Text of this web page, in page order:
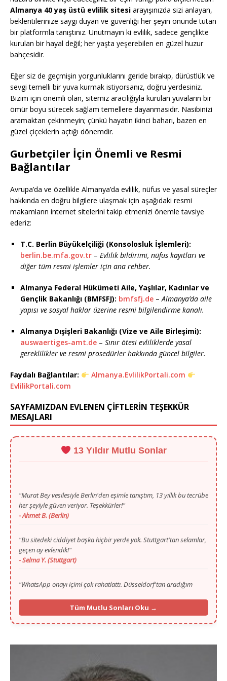
Almanya 40 yaş üstü evlilik sitesi arayışınızda sizi anlayan,
beklentilerinize saygı duyan ve güvenliği her şeyin önünde tutan
bir platformla tanıştınız. Unutmayın ki evlilik, sadece gençlikte
kurulan bir hayal değil; her yaşta yeşerebilen en güzel huzur
bahçesidir.
Eğer siz de geçmişin yorgunluklarını geride bırakıp, dürüstlük ve
sevgi temelli bir yuva kurmak istiyorsanız, doğru yerdesiniz.
Bizim için önemli olan, sitemiz aracılığıyla kurulan yuvaların bir
ömür boyu sürecek sağlam temellere dayanmasıdır. Nasibinizi
aramaktan çekinmeyin; çünkü hayatın ikinci baharı, bazen en
güzel çiçeklerin açtığı dönemdir.
Gurbetçiler İçin Önemli ve Resmi
Bağlantılar
Avrupa’da ve özellikle Almanya’da evlilik, nüfus ve yasal süreçler
hakkında en doğru bilgilere ulaşmak için aşağıdaki resmi
makamların internet sitelerini takip etmenizi önemle tavsiye
ederiz:
T.C. Berlin Büyükelçiliği (Konsolosluk İşlemleri):
berlin.be.mfa.gov.tr – Evlilik bildirimi, nüfus kayıtları ve
diğer tüm resmi işlemler için ana rehber.
Almanya Federal Hükümeti Aile, Yaşlılar, Kadınlar ve
Gençlik Bakanlığı (BMFSFJ): bmfsfj.de –Almanya’da aile
yapısı ve sosyal haklar üzerine resmi bilgilendirme kanalı.
Almanya Dışişleri Bakanlığı (Vize ve Aile Birleşimi):
auswaertiges-amt.de – Sınır ötesi evliliklerde yasal
gereklilikler ve resmi prosedürler hakkında güncel bilgiler.
Faydalı Bağlantılar:
Almanya.EvlilikPortali.com
EvlilikPortali.com
SAYFAMIZDAN EVLENEN ÇİFTLERİN TEŞEKKÜR
MESAJLARI
13 Yıldır Mutlu Sonlar
- Ahmet B. (Berlin)
"Bu sitedeki ciddiyet başka hiçbir yerde yok. Stuttgart'tan selamlar,
- Selma Y. (Stuttgart)
"WhatsApp onayı içimi çok rahatlattı. Düsseldorf'tan aradığım
- Mustafa T. (Düsseldorf)
"Gurbette yalnızlık zordu ama Murat Bey'in ilgisi ve portalı
güvendim. Münih'ten selamlar, mutluyuz!"
- İbrahim G. (Münih)
Tüm Mutlu Sonları Oku →